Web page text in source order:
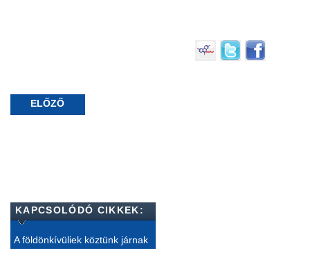
ELŐZŐ
KAPCSOLÓDÓ CIKKEK:
A földönkívüliek köztünk járnak